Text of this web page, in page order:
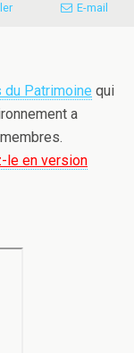
E-mail
du Patrimoine qui
a
le en version